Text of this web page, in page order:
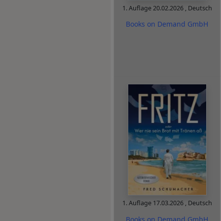
1. Auflage20.02.2026 , Deutsch
Books on Demand GmbH
1. Auflage 17.03.2026 , Deutsch